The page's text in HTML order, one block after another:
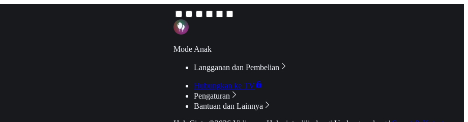
Mode Anak
Langganan dan Pembelian
Hubungkan ke TV
Pengaturan
Bantuan dan Lainnya